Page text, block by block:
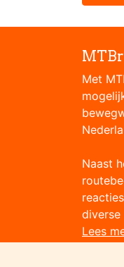
Met
Naast
diverse
Lees